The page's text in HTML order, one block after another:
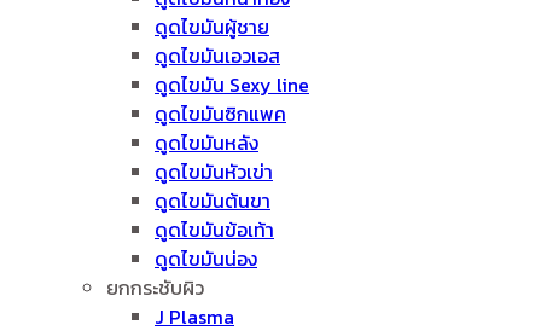
ดูดไขมันผู้ชาย
ดูดไขมันเอวเอส
ดูดไขมัน Sexy line
ดูดไขมันซิกแพค
ดูดไขมันหลัง
ดูดไขมันหัวเข่า
ดูดไขมันต้นขา
ดูดไขมันข้อเท้า
ดูดไขมันน่อง
ยกกระชับผิว
J Plasma